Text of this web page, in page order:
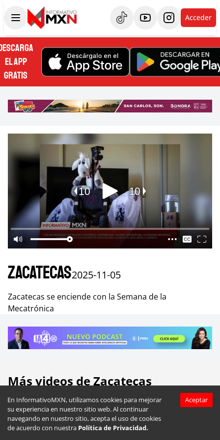
En InformativoMXN, utilizamos cookies para mejorar
su experiencia en nuestro sitio web. Al continuar
navegando en nuestro sitio, acepta el uso de cookies
de acuerdo con nuestra Política de Privacidad.
Aceptar
Acceder
EL APP
GRATIS
Zacatecas2025-11-05
Zacatecas se enciende con la Semana de la
Mecatrónica
Más videos deZacatecas